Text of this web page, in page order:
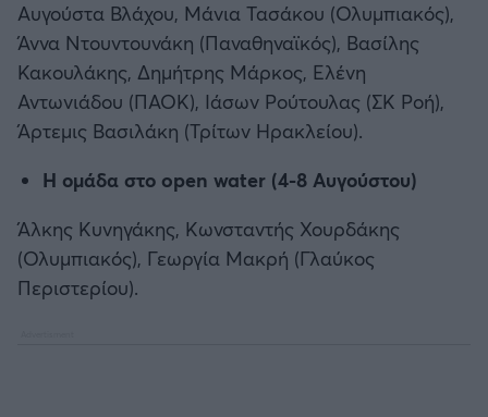
Αυγούστα Βλάχου, Μάνια Τασάκου (Ολυμπιακός),
Άννα Ντουντουνάκη (Παναθηναϊκός), Βασίλης
Κακουλάκης, Δημήτρης Μάρκος, Ελένη
Αντωνιάδου (ΠΑΟΚ), Ιάσων Ρούτουλας (ΣΚ Ροή),
Άρτεμις Βασιλάκη (Τρίτων Ηρακλείου).
Η ομάδα στο open water (4-8 Αυγούστου)
Άλκης Κυνηγάκης, Κωνσταντής Χουρδάκης
(Ολυμπιακός), Γεωργία Μακρή (Γλαύκος
Περιστερίου).